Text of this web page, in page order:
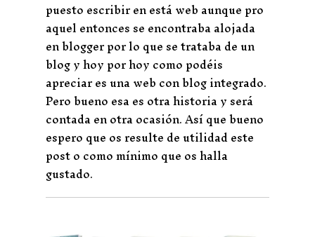
puesto escribir en está web aunque pro
aquel entonces se encontraba alojada
en blogger por lo que se trataba de un
blog y hoy por hoy como podéis
apreciar es una web con blog integrado.
Pero bueno esa es otra historia y será
contada en otra ocasión. Así que bueno
espero que os resulte de utilidad este
post o como mínimo que os halla
gustado.